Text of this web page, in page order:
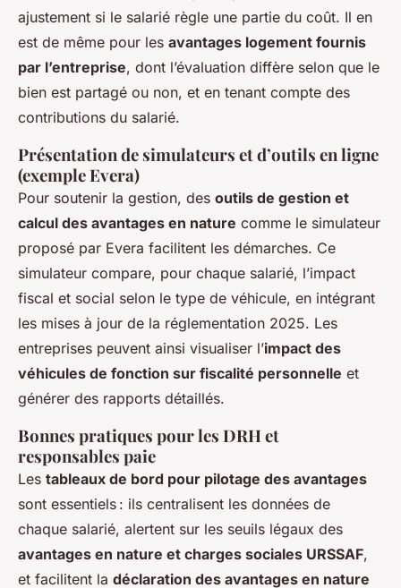
ajustement si le salarié règle une partie du coût. Il en
est de même pour les avantages logement fournis
par l’entreprise, dont l’évaluation diffère selon que le
bien est partagé ou non, et en tenant compte des
contributions du salarié.
Présentation de simulateurs et d’outils en ligne
(exemple Evera)
Pour soutenir la gestion, des outils de gestion et
calcul des avantages en nature comme le simulateur
proposé par Evera facilitent les démarches. Ce
simulateur compare, pour chaque salarié, l’impact
fiscal et social selon le type de véhicule, en intégrant
les mises à jour de la réglementation 2025. Les
entreprises peuvent ainsi visualiser l’impact des
véhicules de fonction sur fiscalité personnelle et
générer des rapports détaillés.
Bonnes pratiques pour les DRH et
responsables paie
Les tableaux de bord pour pilotage des avantages
sont essentiels : ils centralisent les données de
chaque salarié, alertent sur les seuils légaux des
avantages en nature et charges sociales URSSAF,
et facilitent la déclaration des avantages en nature